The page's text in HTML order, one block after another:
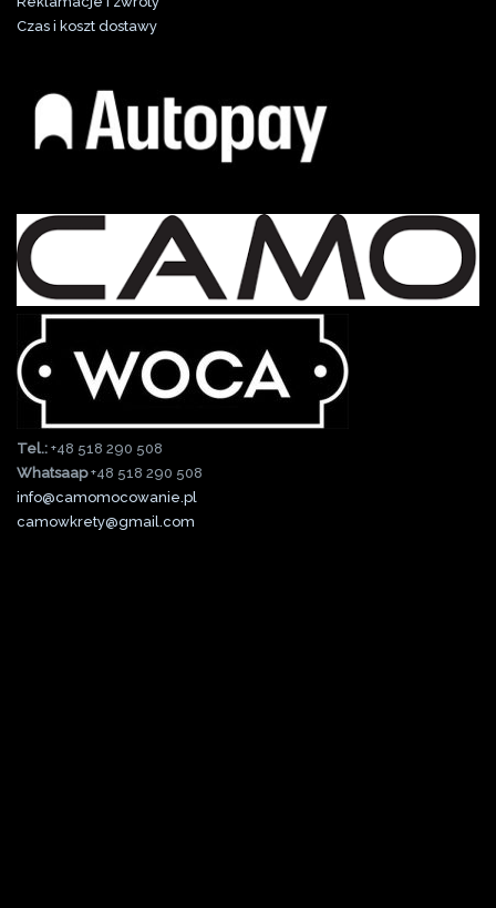
Czas i koszt dostawy
Tel.: +48 518 290 508
Whatsaap+48 518 290 508
info@camomocowanie.pl
camowkrety@gmail.com